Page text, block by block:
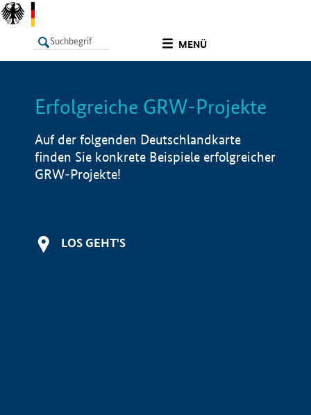
MENÜ
LISTE Info
Erfolgreiche GRW-Projekte
Auf der folgenden Deutschlandkarte
finden Sie konkrete Beispiele erfolgreicher
GRW-Projekte!
LOS GEHT'S